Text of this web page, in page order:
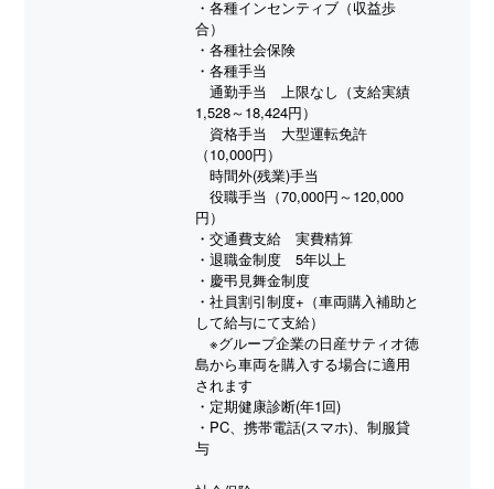
・各種インセンティブ（収益歩
合）
・各種社会保険
・各種手当
通勤手当 上限なし（支給実績
1,528～18,424円）
資格手当 大型運転免許
（10,000円）
時間外(残業)手当
役職手当（70,000円～120,000
円）
・交通費支給 実費精算
・退職金制度 5年以上
・慶弔見舞金制度
・社員割引制度+（車両購入補助と
して給与にて支給）
※グループ企業の日産サティオ徳
島から車両を購入する場合に適用
されます
・定期健康診断(年1回)
・PC、携帯電話(スマホ)、制服貸
与